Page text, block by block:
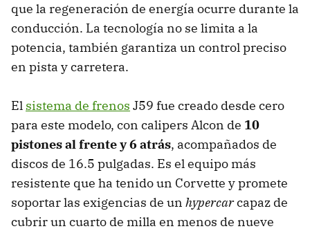
que la regeneración de energía ocurre durante la
conducción. La tecnología no se limita a la
potencia, también garantiza un control preciso
en pista y carretera.
El sistema de frenos J59 fue creado desde cero
para este modelo, con calipers Alcon de 10
pistones al frente y 6 atrás, acompañados de
discos de 16.5 pulgadas. Es el equipo más
resistente que ha tenido un Corvette y promete
soportar las exigencias de un hypercarcapaz de
cubrir un cuarto de milla en menos de nueve